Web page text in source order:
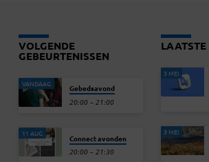
VOLGENDE
GEBEURTENISSEN
VANDAAG Gebedsavond
20:00 – 21:00
11 AUG Connect avonden
20:00 – 21:30
LAATSTE
3 MEI
3 MEI